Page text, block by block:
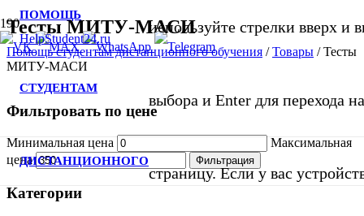
ПОМОЩЬ
СТУДЕНТАМ
ДИСТАНЦИОННОГО
используйте стрелки вверх и
выбора и Enter для перехода
страницу. Если у вас
Тесты МИТУ-МАСИ
Помощь студентам дистанционного обучения /Товары /Тесты
МИТУ-МАСИ
Фильтровать по цене
Минимальная цена
Максимальная
цена
Фильтрация
Категории